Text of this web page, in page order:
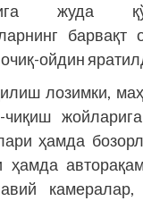
жуда
ойдин
лозимки,
чиқиш
ҳамда
ҳамда
камералар,